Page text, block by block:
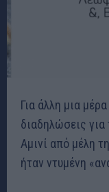
Για άλλη μια
διαδηλώσεις
Αμινί από μέλη
ήταν ντυμένη